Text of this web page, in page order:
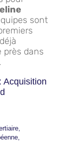
sont
près dans
.
Acquisition
,
,